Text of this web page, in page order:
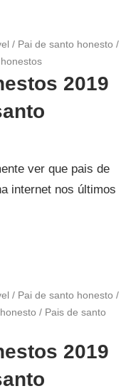
/ Pai de santo honesto /
2019
ver que pais de
internet nos últimos
/ Pai de santo honesto /
/ Pais de santo
2019